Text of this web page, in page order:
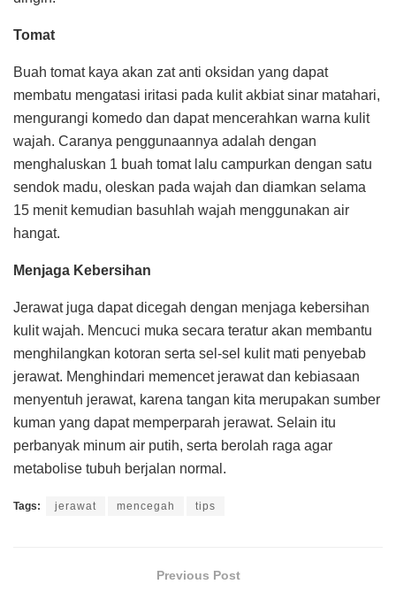
Tomat
Buah tomat kaya akan zat anti oksidan yang dapat
membatu mengatasi iritasi pada kulit akbiat sinar matahari,
mengurangi komedo dan dapat mencerahkan warna kulit
wajah. Caranya penggunaannya adalah dengan
menghaluskan 1 buah tomat lalu campurkan dengan satu
sendok madu, oleskan pada wajah dan diamkan selama
15 menit kemudian basuhlah wajah menggunakan air
hangat.
Menjaga Kebersihan
Jerawat juga dapat dicegah dengan menjaga kebersihan
kulit wajah. Mencuci muka secara teratur akan membantu
menghilangkan kotoran serta sel-sel kulit mati penyebab
jerawat. Menghindari memencet jerawat dan kebiasaan
menyentuh jerawat, karena tangan kita merupakan sumber
kuman yang dapat memperparah jerawat. Selain itu
perbanyak minum air putih, serta berolah raga agar
metabolise tubuh berjalan normal.
Tags: jerawat mencegah tips
Previous Post